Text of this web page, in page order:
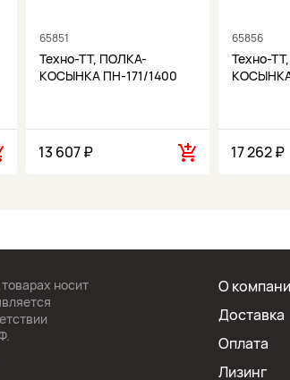
65851
Техно-ТТ, ПОЛКА-
КОСЫНКА ПН-171/1400
13 607 ₽
65856
Техно-
17 262 ₽
носит
О
Доставка
Оплата
Лизинг